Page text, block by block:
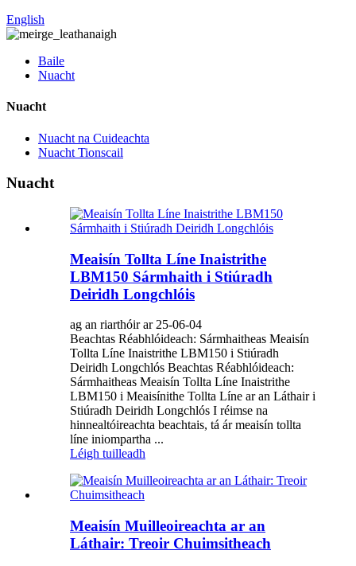
English
Baile
Nuacht
Nuacht
Nuacht na Cuideachta
Nuacht Tionscail
Nuacht
Meaisín Tollta Líne Inaistrithe
LBM150 Sármhaith i Stiúradh
Deiridh Longchlóis
ag an riarthóir ar 25-06-04
Beachtas Réabhlóideach: Sármhaitheas Meaisín
Tollta Líne Inaistrithe LBM150 i Stiúradh
Deiridh Longchlós Beachtas Réabhlóideach:
Sármhaitheas Meaisín Tollta Líne Inaistrithe
LBM150 i Meaisínithe Tollta Líne ar an Láthair i
Stiúradh Deiridh Longchlós I réimse na
hinnealtóireachta beachtais, tá ár meaisín tollta
líne iniompartha ...
Léigh tuilleadh
Meaisín Muilleoireachta ar an
Láthair: Treoir Chuimsitheach